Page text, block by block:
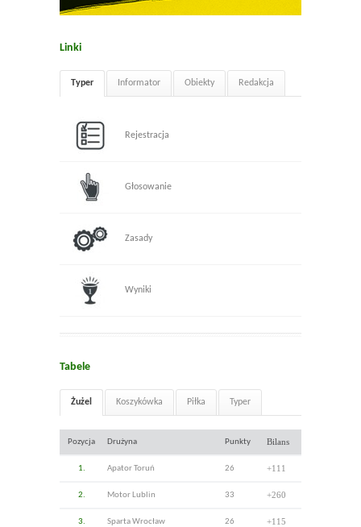
Linki
Typer Informator Obiekty Redakcja
Rejestracja
Głosowanie
Zasady
Wyniki
Tabele
Żużel Koszykówka Piłka Typer
Pozycja Drużyna Punkty Bilans
1. Apator Toruń 26 +111
2. Motor Lublin 33 +260
3. Sparta Wrocław 26 +115